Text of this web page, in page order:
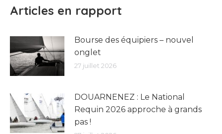
Articles en rapport
Bourse des équipiers – nouvel
onglet
27 juillet 2026
DOUARNENEZ : Le National
Requin 2026 approche à grands
pas !